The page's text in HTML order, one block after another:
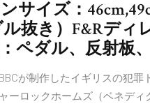
サイズ：
抜き）F&Rディ
ペダル、反射板
が制作したイギリスの犯
ーロックホームズ（ベネデ